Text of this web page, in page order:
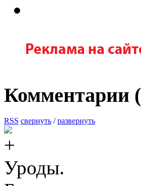
Комментарии (
RSS свернуть /развернуть
Уроды.